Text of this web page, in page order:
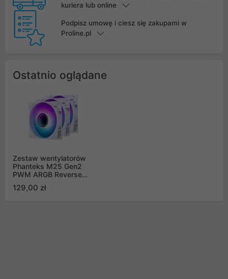
kuriera lub online
Podpisz umowę i ciesz się zakupami w
Proline.pl
Ostatnio oglądane
Zestaw wentylatorów
Phanteks M25 Gen2
PWM ARGB Reverse
szt) M25G2-140
129,00 zł